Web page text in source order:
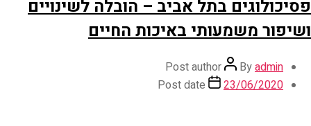
פסיכולוגים בתל אביב – הובלה לשינויים
ושיפור משמעותי באיכות החיים
Post author Byadmin
Post date
23/06/2020